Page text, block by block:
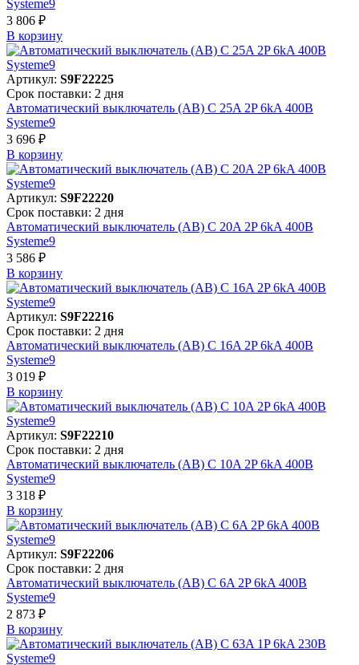
Systeme9
3 806 ₽
В корзинy
Артикул: S9F22225
Срок поставки: 2 дня
Автоматический выключатель (АВ) C 25A 2P 6kA 400В
Systeme9
3 696 ₽
В корзинy
Артикул: S9F22220
Срок поставки: 2 дня
Автоматический выключатель (АВ) C 20A 2P 6kA 400В
Systeme9
3 586 ₽
В корзинy
Артикул: S9F22216
Срок поставки: 2 дня
Автоматический выключатель (АВ) C 16A 2P 6kA 400В
Systeme9
3 019 ₽
В корзинy
Артикул: S9F22210
Срок поставки: 2 дня
Автоматический выключатель (АВ) C 10A 2P 6kA 400В
Systeme9
3 318 ₽
В корзинy
Артикул: S9F22206
Срок поставки: 2 дня
Автоматический выключатель (АВ) C 6A 2P 6kA 400В
Systeme9
2 873 ₽
В корзинy